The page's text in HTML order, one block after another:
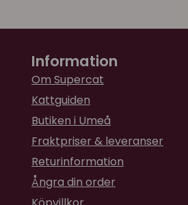
Information
Om Supercat
Kattguiden
Butiken i Umeå
Fraktpriser & leveranser
Returinformation
Ångra din order